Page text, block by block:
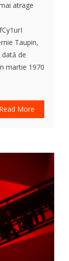
atrage
Taupin,
dată de
martie 1970
Read More